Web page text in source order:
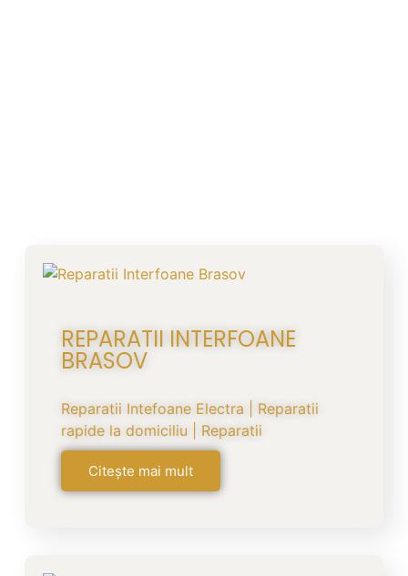
REPARATII INTERFOANE
BRASOV
Reparatii Intefoane Electra | Reparatii
rapide la domiciliu | Reparatii
Citește mai mult